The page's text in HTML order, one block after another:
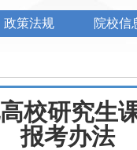
政策法规 院校信
校研究生
报考办法